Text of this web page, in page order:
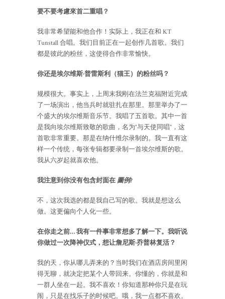
要不要考慮來首二重唱？
我非常希望能和他合作！实际上，我正在和 KT
Tunstall 合唱。我们目前正在一起创作几首歌。我们
都是彼此的粉丝，这使得合作非常愉快。
你还是埃尔维斯·普雷斯利（猫王）的粉丝吗？
规模很大。事实上，上周末我刚在法兰克福附近完成
了一场演出，他当兵时就驻扎在那里。那里举办了一
个盛大的埃尔维斯音乐节。我唱了五首歌。其中一首
是我向埃尔维斯致敬的歌曲，名为“与天使同唱”，这
首歌非常重要。那是在纳什维尔录制的。我一直有这
样一个传统，每张专辑都要录制一首埃尔维斯的歌。
我从六岁起就喜欢他。
我注意到你没有包含封面在圖例?
不，这次我选的都是我自己写的歌。我就是想这么
做。这更偏向个人化一些。
在你走之前… 我有一件事非常想多了解一下。我听说
你做过一次降神仪式，想让詹尼斯·乔普林复活？
我的天，你从哪儿弄来的？当时我们在酒店房间里闲
得无聊，就决定把某个人带回来。你懂的，你就是和
一群人坐在一起。我不喜欢！你知道那种你只是在玩
闹，只是在找乐子的时候吧。哦，我一点都不喜欢。